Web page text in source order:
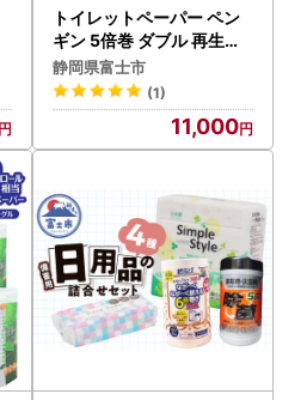
トイレットペーパー ペン
ギン 5倍巻 ダブル 再生紙 1
6ロール トイレット [sf00
2-530]
静岡県富士市
(1)
11,000